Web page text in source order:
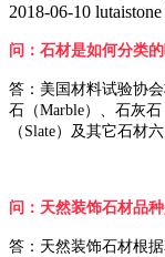
2018-06-10 lutaistone
问：石材是如何分类的
答：美国材料试验协
石（Marble）、石灰石
（Slate）及其它石材六
问：天然装饰石材品
答：天然装饰石材根